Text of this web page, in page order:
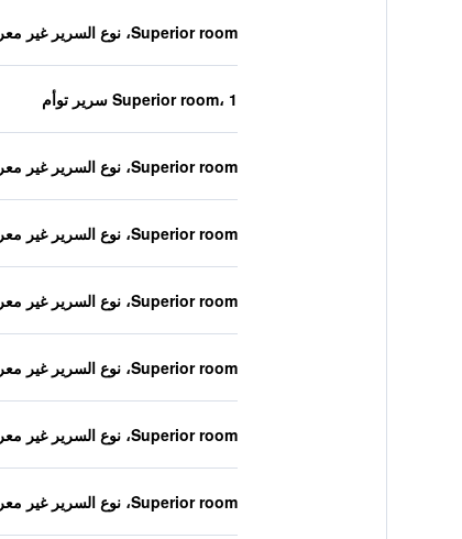
Superior room، نوع السرير غير معروف
Superior room، 1 سرير توأم
Superior room، نوع السرير غير معروف
Superior room، نوع السرير غير معروف
Superior room، نوع السرير غير معروف
Superior room، نوع السرير غير معروف
Superior room، نوع السرير غير معروف
Superior room، نوع السرير غير معروف